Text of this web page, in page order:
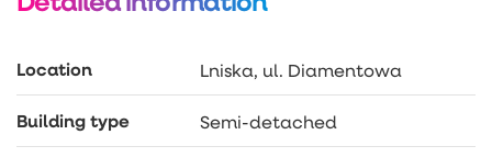
ZAPRASZAM!
Location Lniska, ul. Diamentowa
Building type Semi-detached